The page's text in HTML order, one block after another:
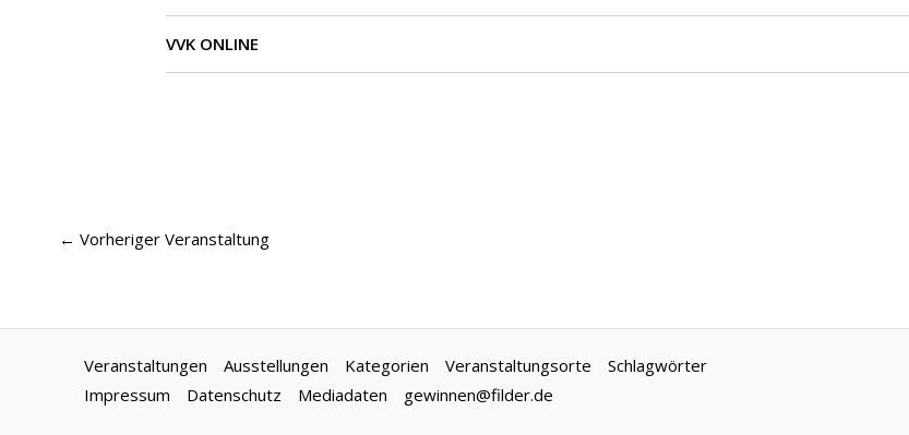
VVK ONLINE
← Vorheriger Veranstaltung
Veranstaltungen Ausstellungen Kategorien Veranstaltungsorte
Schlagwörter
Impressum
Datenschutz Mediadaten gewinnen@filder.de